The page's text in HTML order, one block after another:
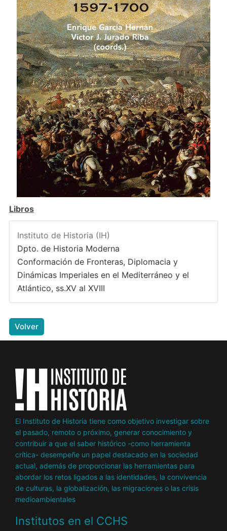
Libros
Instituto de Historia (IH)
Dpto. de Historia Moderna
Conformación de Fronteras, Diplomacia y
Dinámicas Imperiales en el Mediterráneo y el
Atlántico, ss.XV al XVIII
Volver
El Instituto de Historia tiene como objetivo investigar sobre
el pasado, remoto o próximo, generar conocimiento y
contribuir a que el saber histórico -como herramienta
crítica- desempeñe un papel destacado en la sociedad
actual, además de proporcionar las herramientas para
abordar los retos ligados a las identidades, la convivencia
de culturas, la globalización, las migraciones o las crisis
medioambientales
Institutos en el CCHS